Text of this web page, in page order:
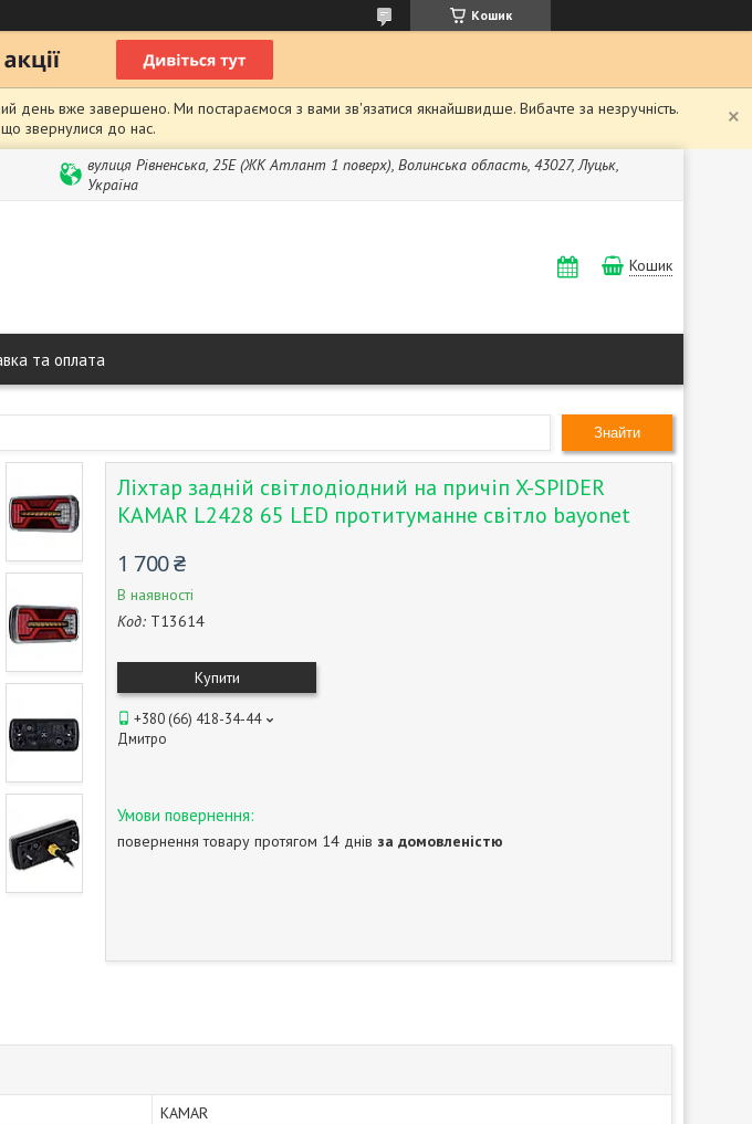
Кошик
день вже завершено. Ми постараємося з вами зв'язатися якнайшвидше. Вибачте за незручність.
звернулися до нас.
вулиця Рівненська, 25Е (ЖК Атлант 1 поверх), Волинська область, 43027, Луцьк,
Україна
Кошик
та оплата
Знайти
Ліхтар задній світлодіодний на причіп X-SPIDER
KAMAR L2428 65 LED протитуманне світло bayonet
1 700 ₴
В наявності
Код: T13614
Купити
+380 (66) 418-34-44
Дмитро
повернення товару протягом 14 днів за домовленістю
KAMAR